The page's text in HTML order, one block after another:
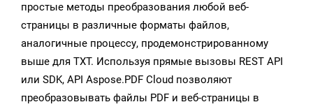
простые методы преобразования любой веб-
страницы в различные форматы файлов,
аналогичные процессу, продемонстрированному
выше для TXT. Используя прямые вызовы REST API
или SDK, API Aspose.PDF Cloud позволяют
преобразовывать файлы PDF и веб-страницы в